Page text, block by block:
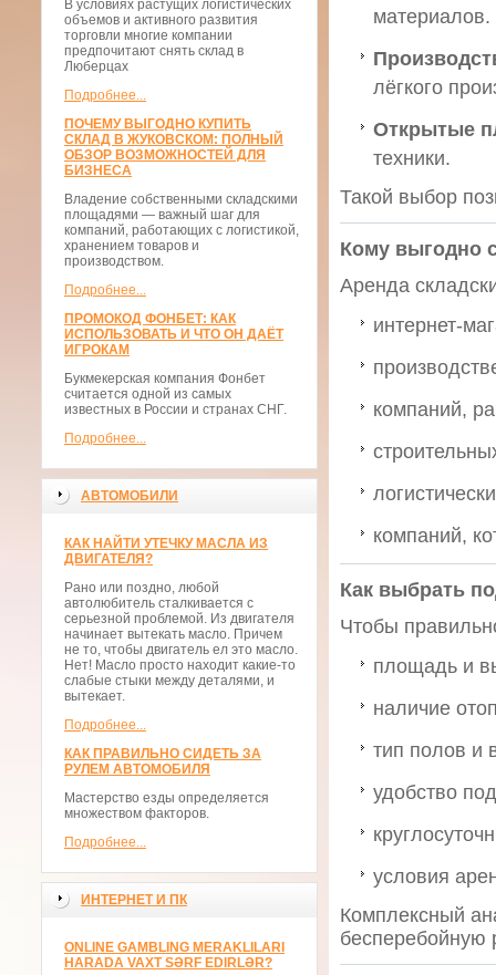
В условиях растущих логистических
объемов и активного развития
торговли многие компании
предпочитают снять склад в
Люберцах
Подробнее...
ПОЧЕМУ ВЫГОДНО КУПИТЬ
СКЛАД В ЖУКОВСКОМ: ПОЛНЫЙ
ОБЗОР ВОЗМОЖНОСТЕЙ ДЛЯ
БИЗНЕСА
Владение собственными складскими
площадями — важный шаг для
компаний, работающих с логистикой,
хранением товаров и
производством.
Подробнее...
ПРОМОКОД ФОНБЕТ: КАК
ИСПОЛЬЗОВАТЬ И ЧТО ОН ДАЁТ
ИГРОКАМ
Букмекерская компания Фонбет
считается одной из самых
известных в России и странах СНГ.
Подробнее...
АВТОМОБИЛИ
КАК НАЙТИ УТЕЧКУ МАСЛА ИЗ
ДВИГАТЕЛЯ?
Рано или поздно, любой
автолюбитель сталкивается с
серьезной проблемой. Из двигателя
начинает вытекать масло. Причем
не то, чтобы двигатель ел это масло.
Нет! Масло просто находит какие-то
слабые стыки между деталями, и
вытекает.
Подробнее...
КАК ПРАВИЛЬНО СИДЕТЬ ЗА
РУЛЕМ АВТОМОБИЛЯ
Мастерство езды определяется
множеством факторов.
Подробнее...
ИНТЕРНЕТ И ПК
ONLINE GAMBLING MERAKLILARI
HARADA VAXT SƏRF EDIRLƏR?
материалов.
лёгкого
Открытые
техники.
Такой выбор
Кому выгодно
Аренда
интернет-
компаний,
компаний,
Как выбрать
Чтобы
площадь и
наличие
тип полов и
удобство
условия
Комплексный
бесперебойную